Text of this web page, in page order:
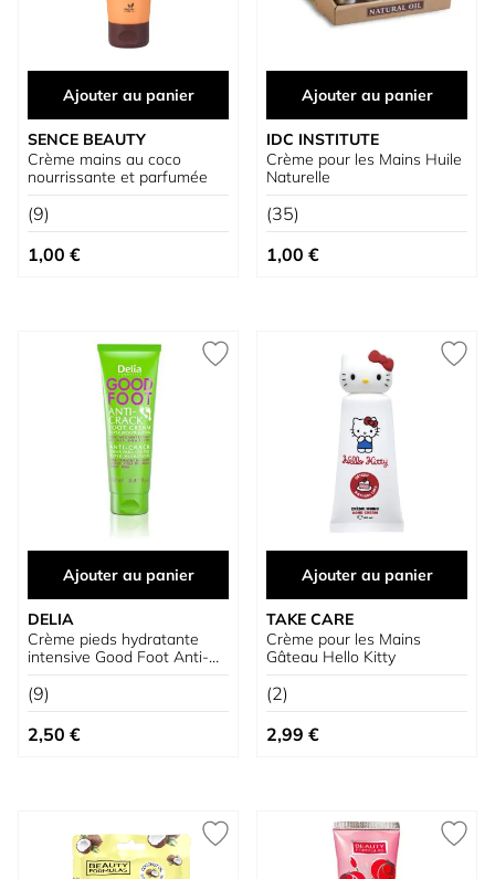
Ajouter au panier
SENCE BEAUTY
Crème mains au coco
nourrissante et parfumée
(9)
1,00 €
Ajouter au panier
IDC INSTITUTE
Crème pour les Mains Huile
Naturelle
(35)
1,00 €
Ajouter au panier
DELIA
Crème pieds hydratante
intensive Good Foot Anti-
crevasses
(9)
2,50 €
Ajouter au panier
TAKE CARE
Crème pour les Mains
Gâteau Hello Kitty
(2)
2,99 €